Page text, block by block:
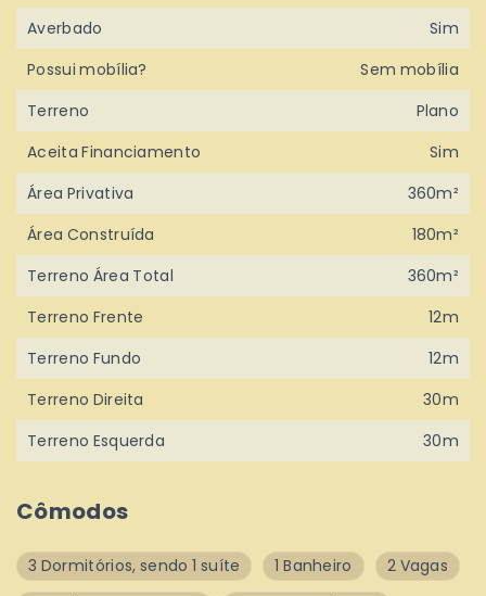
Cômodos
3 Dormitórios, sendo 1 suíte 1 Banheiro
2 Vagas
Averbado
Sim
Possui mobília?
Sem mobília
Terreno
Plano
Aceita Financiamento
Sim
Área Privativa
360m²
Área Construída
180m²
Terreno Área Total
360m²
Terreno Frente
12m
Terreno Fundo
12m
Terreno Direita
30m
Terreno Esquerda
30m